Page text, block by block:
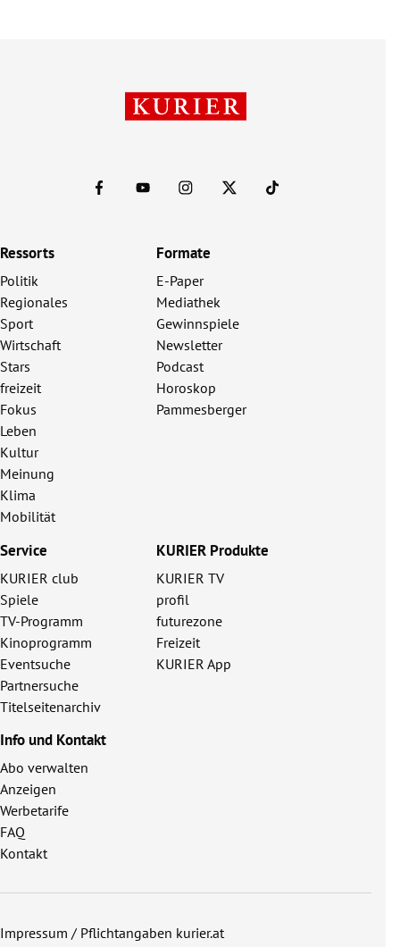
Ressorts
Politik
Regionales
Sport
Wirtschaft
Stars
freizeit
Fokus
Leben
Kultur
Meinung
Klima
Mobilität
Formate
E-Paper
Mediathek
Gewinnspiele
Newsletter
Podcast
Horoskop
Pammesberger
Service
KURIER club
Spiele
TV-Programm
Kinoprogramm
Eventsuche
Partnersuche
Titelseitenarchiv
KURIER Produkte
KURIER TV
profil
futurezone
Freizeit
KURIER App
Info und Kontakt
Abo verwalten
Anzeigen
Werbetarife
FAQ
Kontakt
Impressum / Pflichtangaben kurier.at